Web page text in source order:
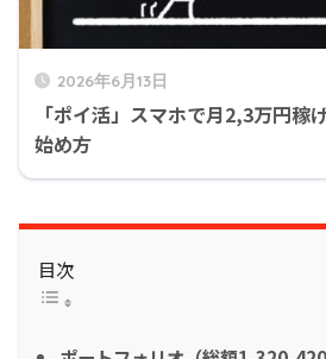
2026年6月13日
「ポイ活」スマホで月2,3万円稼
始め方
目次